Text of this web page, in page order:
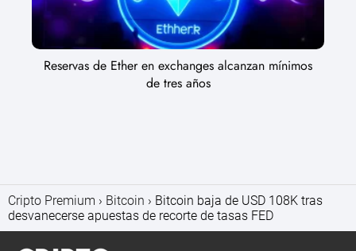
Reservas de Ether en exchanges alcanzan mínimos
de tres años
Cripto Premium Bitcoin
Bitcoin baja de USD 108K tras
desvanecerse apuestas de recorte de tasas FED